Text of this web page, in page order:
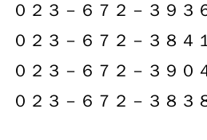
０２３－６７２－３９３
０２３－６７２－３８４
０２３－６７２－３９０
０２３－６７２－３８３